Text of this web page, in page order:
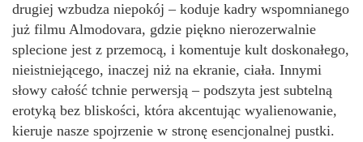
drugiej wzbudza niepokój – koduje kadry wspomnianego
już filmu Almodovara, gdzie piękno nierozerwalnie
splecione jest z przemocą, i komentuje kult doskonałego,
nieistniejącego, inaczej niż na ekranie, ciała. Innymi
słowy całość tchnie perwersją – podszyta jest subtelną
erotyką bez bliskości, która akcentując wyalienowanie,
kieruje nasze spojrzenie w stronę esencjonalnej pustki.